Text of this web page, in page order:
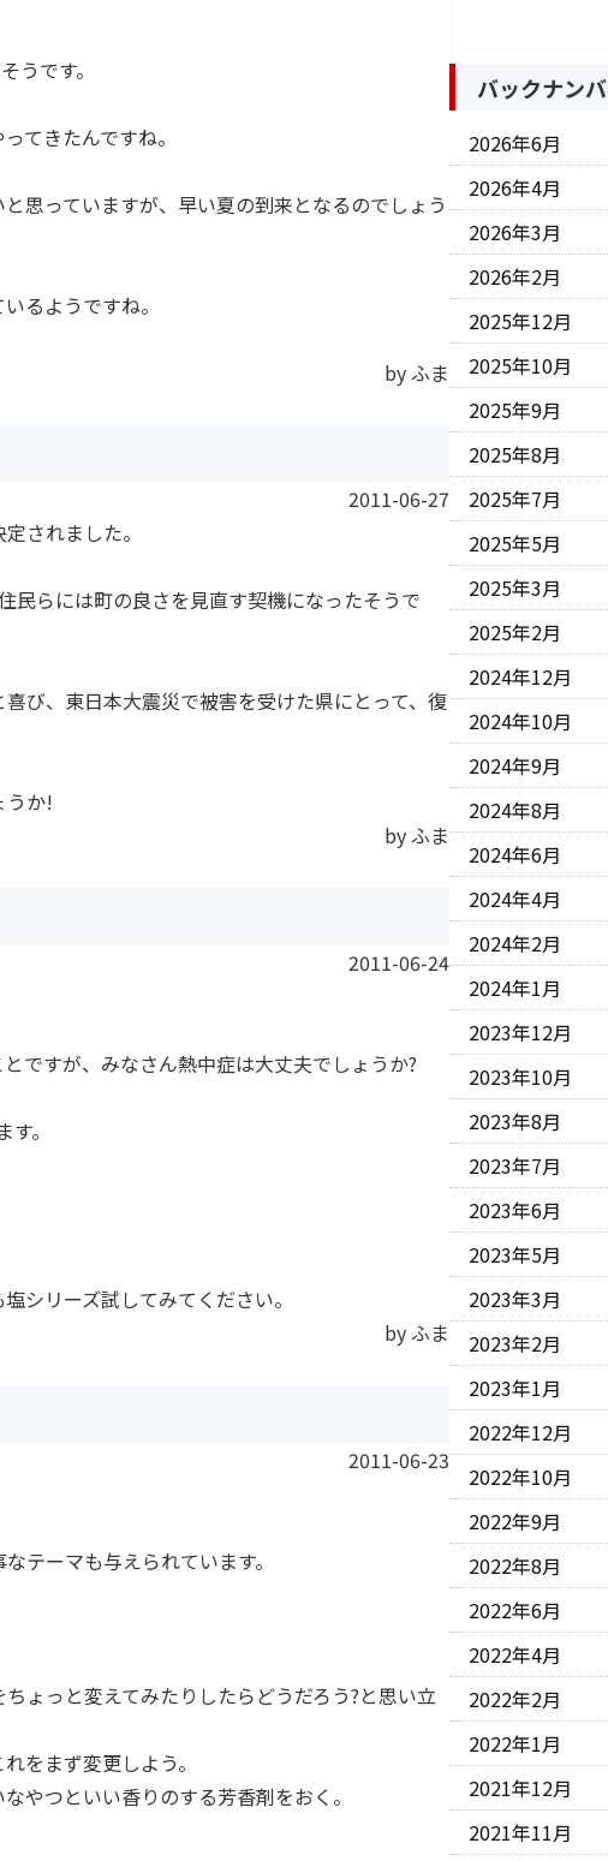
うです。
てきたんですね。
思っていますが、早い夏の到来となるのでしょう
るようですね。
by ふま
2011-06-27
されました。
民らには町の良さを見直す契機になったそうで
び、東日本大震災で被害を受けた県にとって、復
うか!
by ふま
2011-06-24
ですが、みなさん熱中症は大丈夫でしょうか?
。
シリーズ試してみてください。
by ふま
2011-06-23
テーマも与えられています。
ょっと変えてみたりしたらどうだろう?と思い立
をまず変更しよう。
やつといい香りのする芳香剤をおく。
バックナン
2026年6月
2026年4月
2026年3月
2026年2月
2025年12月
2025年10月
2025年9月
2025年8月
2025年7月
2025年5月
2025年3月
2025年2月
2024年12月
2024年10月
2024年9月
2024年8月
2024年6月
2024年4月
2024年2月
2024年1月
2023年12月
2023年10月
2023年8月
2023年7月
2023年6月
2023年5月
2023年3月
2023年2月
2023年1月
2022年12月
2022年10月
2022年9月
2022年8月
2022年6月
2022年4月
2022年2月
2022年1月
2021年12月
2021年11月